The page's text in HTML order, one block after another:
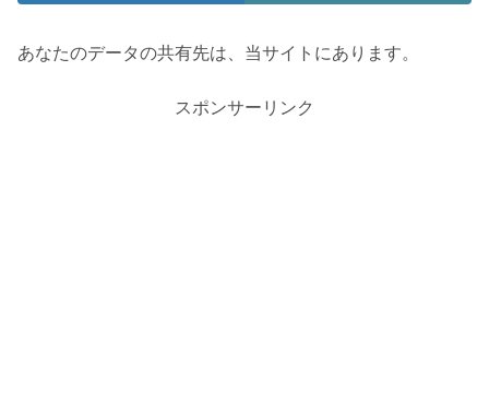
あなたのデータの共有先は、当サイトにあります。
スポンサーリンク